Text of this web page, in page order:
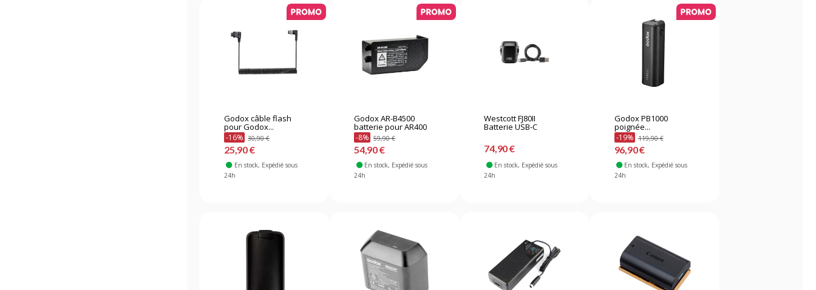
Godox câble flash
pour Godox...
-16% 30,90 €
25,90 €
En stock, Expédié sous
24h
Godox AR-B4500
batterie pour AR400
-8% 59,90 €
54,90 €
En stock, Expédié sous
24h
Westcott FJ80II
Batterie USB-C
74,90 €
En stock, Expédié sous
24h
Godox PB1000
poignée...
-19% 119,90 €
96,90 €
En stock, Expédié sous
24h